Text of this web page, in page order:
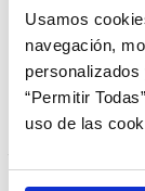
Usamos
navegación,
“Permitir
uso de las